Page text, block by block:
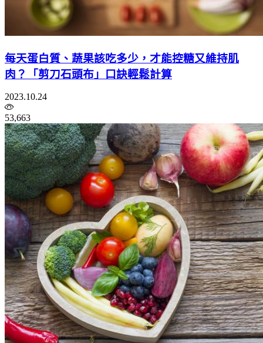
每天蛋白質、蔬果該吃多少，才能控糖又維持肌
肉？「剪刀石頭布」口訣輕鬆計算
2023.10.24
53,663